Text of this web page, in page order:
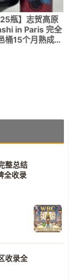
瓶】志贺高原
in Paris 完全
桶15个月熟成的
整总结
全收录
收录全